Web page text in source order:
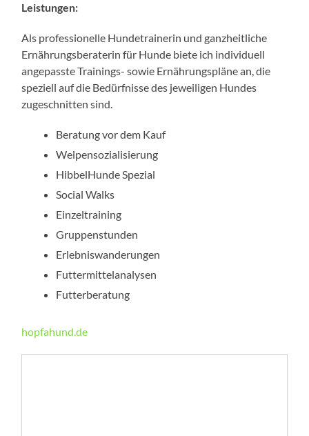
Leistungen:
Als profes­sio­nelle Hundetrainerin und ganzheit­liche
Ernährungsberaterin für Hunde biete ich indivi­duell
angepasste Trainings- sowie Ernährungspläne an, die
speziell auf die Bedürfnisse des jewei­ligen Hundes
zugeschnitten sind.
Beratung vor dem Kauf
Welpensozialisierung
HibbelHunde Spezial
Social Walks
Einzeltraining
Gruppenstunden
Erlebniswanderungen
Futtermittelanalysen
Futterberatung
hopfahund.de